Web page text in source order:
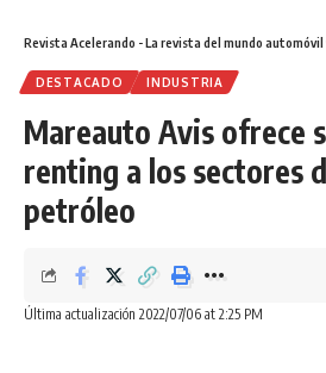
Revista Acelerando - La revista del mundo
DESTACADO INDUSTRIA
Mareauto Avis ofrece
renting a los sectores
petróleo
Última actualización 2022/07/06 at 2:25 PM